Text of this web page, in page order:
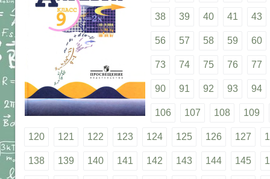
38 39 40 41 43
56 57 58 59 60
73 74 75 76 77
90 91 92 93 94
106 107 108 109
120 121 122 123 124 125 126 127
138 139 140 141 142 143 144 145